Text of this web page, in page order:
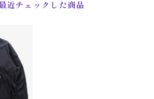
近チェックした商品